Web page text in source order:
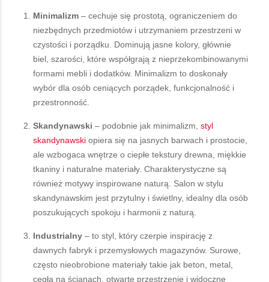
Minimalizm – cechuje się prostotą, ograniczeniem do
niezbędnych przedmiotów i utrzymaniem przestrzeni w
czystości i porządku. Dominują jasne kolory, głównie
biel, szarości, które współgrają z nieprzekombinowanymi
formami mebli i dodatków. Minimalizm to doskonały
wybór dla osób ceniących porządek, funkcjonalność i
przestronność.
Skandynawski – podobnie jak minimalizm, styl
skandynawski opiera się na jasnych barwach i prostocie,
ale wzbogaca wnętrze o ciepłe tekstury drewna, miękkie
tkaniny i naturalne materiały. Charakterystyczne są
również motywy inspirowane naturą. Salon w stylu
skandynawskim jest przytulny i świetlny, idealny dla osób
poszukujących spokoju i harmonii z naturą.
Industrialny – to styl, który czerpie inspirację z
dawnych fabryk i przemysłowych magazynów. Surowe,
często nieobrobione materiały takie jak beton, metal,
cegła na ścianach, otwarte przestrzenie i widoczne